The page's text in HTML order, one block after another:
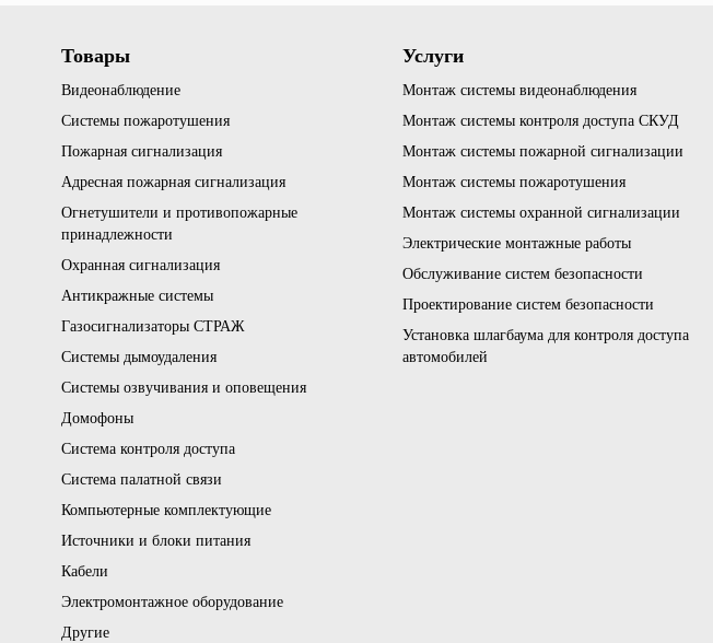
коммерческие и общественные здания, а
Товары
Видеонаблюдение
Системы пожаротушения
Пожарная сигнализация
Адресная пожарная сигнализация
Огнетушители и противопожарные
принадлежности
Охранная сигнализация
Антикражные системы
Газосигнализаторы СТРАЖ
Системы дымоудаления
Системы озвучивания и оповещения
Домофоны
Система контроля доступа
Система палатной связи
Компьютерные комплектующие
Источники и блоки питания
Кабели
Электромонтажное оборудование
Другие
Услуги
Монтаж системы видеонаблюдения
Монтаж системы контроля доступа СКУД
Монтаж системы пожарной сигнализации
Монтаж системы пожаротушения
Монтаж системы охранной сигнализации
Электрические монтажные работы
Обслуживание систем безопасности
Проектирование систем безопасности
Установка шлагбаума для контроля доступа
автомобилей